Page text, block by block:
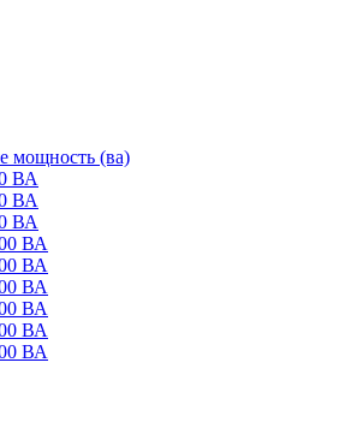
мощность (ва)
ВА
ВА
ВА
ВА
ВА
ВА
ВА
ВА
ВА